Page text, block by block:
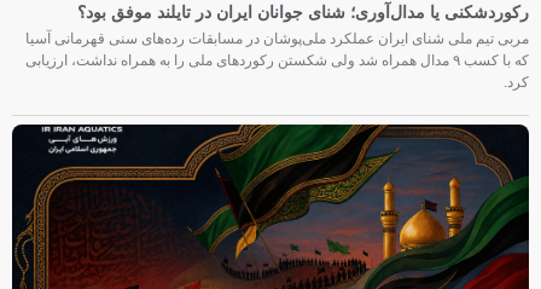
رکوردشکنی یا مدال‌آوری؛ شنای جوانان ایران در تایلند موفق بود؟
مربی تیم ملی شنای ایران عملکرد ملی‌پوشان در مسابقات رده‌های سنی قهرمانی آسیا
که با کسب ۹ مدال همراه شد ولی شکستن رکوردهای ملی را به همراه نداشت، ارزیابی
کرد.